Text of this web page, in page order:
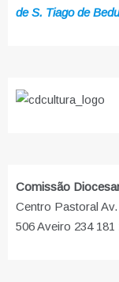
de S. Tiago de
Comissão
Centro Pastoral
506 Aveiro 234